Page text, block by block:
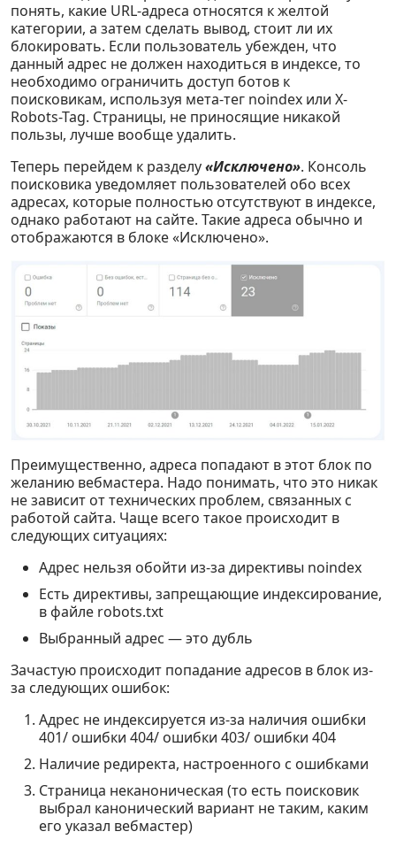
понять, какие URL-адреса относятся к желтой
категории, а затем сделать вывод, стоит ли их
блокировать. Если пользователь убежден, что
данный адрес не должен находиться в индексе, то
необходимо ограничить доступ ботов к
поисковикам, используя мета-тег noindex или X-
Robots-Tag. Страницы, не приносящие никакой
пользы, лучше вообще удалить.
Теперь перейдем к разделу«Исключено». Консоль
поисковика уведомляет пользователей обо всех
адресах, которые полностью отсутствуют в индексе,
однако работают на сайте. Такие адреса обычно и
отображаются в блоке «Исключено».
Преимущественно, адреса попадают в этот блок по
желанию вебмастера. Надо понимать, что это никак
не зависит от технических проблем, связанных с
работой сайта. Чаще всего такое происходит в
следующих ситуациях:
Адрес нельзя обойти из-за директивы noindex
Есть директивы, запрещающие индексирование,
в файле robots.txt
Выбранный адрес — это дубль
Зачастую происходит попадание адресов в блок из-
за следующих ошибок:
Адрес не индексируется из-за наличия ошибки
401/ ошибки 404/ ошибки 403/ ошибки 404
Наличие редиректа, настроенного с ошибками
Страница неканоническая (то есть поисковик
выбрал канонический вариант не таким, каким
его указал вебмастер)